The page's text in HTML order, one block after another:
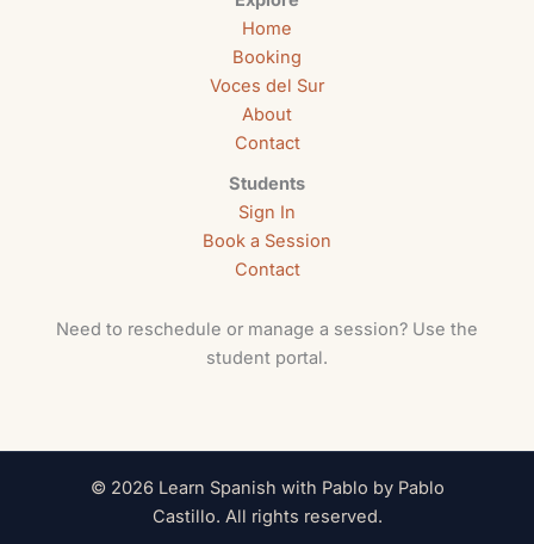
Home
Booking
Voces del Sur
About
Contact
Students
Sign In
Book a Session
Contact
Need to reschedule or manage a session? Use the
student portal.
© 2026 Learn Spanish with Pablo by Pablo
Castillo. All rights reserved.